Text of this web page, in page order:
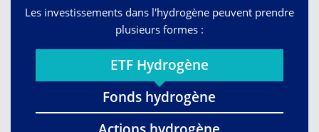
Les investissements dans l'hydrogène peuvent prendre
plusieurs formes :
ETF Hydrogène
Fonds hydrogène